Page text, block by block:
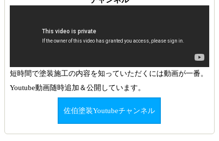
短時間で塗装施工の内容を知っていただくには動画が一番。
Youtube動画随時追加＆公開しています。
佐伯塗装Youtubeチャンネル